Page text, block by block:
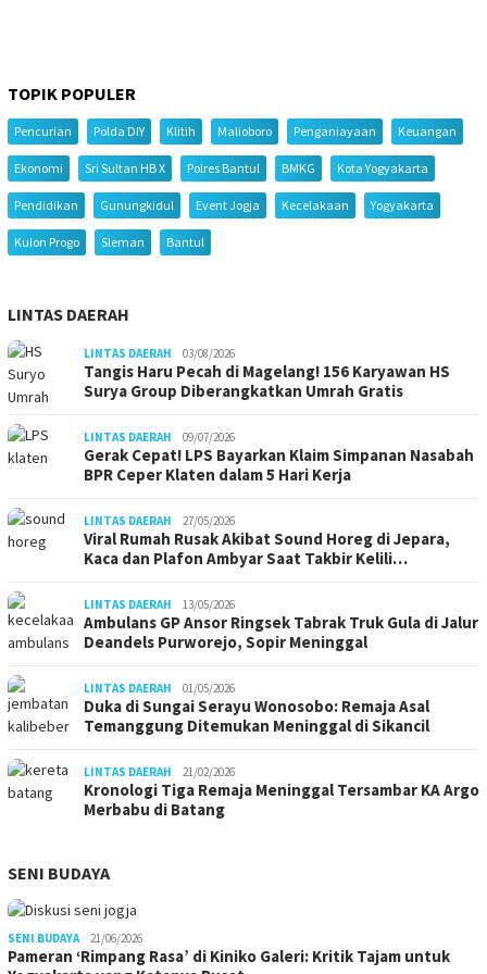
TOPIK POPULER
Pencurian Polda DIY Klitih Malioboro Penganiayaan Keuangan
Ekonomi Sri Sultan HB X Polres Bantul BMKG Kota Yogyakarta
Pendidikan Gunungkidul Event Jogja Kecelakaan Yogyakarta
Kulon Progo Sleman Bantul
LINTAS DAERAH
LINTAS DAERAH 03/08/2026
Tangis Haru Pecah di Magelang! 156 Karyawan HS
Surya Group Diberangkatkan Umrah Gratis
LINTAS DAERAH 09/07/2026
Gerak Cepat! LPS Bayarkan Klaim Simpanan Nasabah
BPR Ceper Klaten dalam 5 Hari Kerja
LINTAS DAERAH 27/05/2026
Viral Rumah Rusak Akibat Sound Horeg di Jepara,
Kaca dan Plafon Ambyar Saat Takbir Kelili…
LINTAS DAERAH 13/05/2026
Ambulans GP Ansor Ringsek Tabrak Truk Gula di Jalur
Deandels Purworejo, Sopir Meninggal
LINTAS DAERAH 01/05/2026
Duka di Sungai Serayu Wonosobo: Remaja Asal
Temanggung Ditemukan Meninggal di Sikancil
LINTAS DAERAH 21/02/2026
Kronologi Tiga Remaja Meninggal Tersambar KA Argo
Merbabu di Batang
SENI BUDAYA
SENI BUDAYA 21/06/2026
Pameran ‘Rimpang Rasa’ di Kiniko Galeri: Kritik Tajam untuk